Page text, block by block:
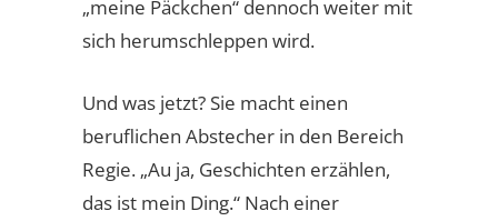
„meine Päckchen“ dennoch weiter mit
sich herumschleppen wird.
Und was jetzt? Sie macht einen
beruflichen Abstecher in den Bereich
Regie. „Au ja, Geschichten erzählen,
das ist mein Ding.“ Nach einer